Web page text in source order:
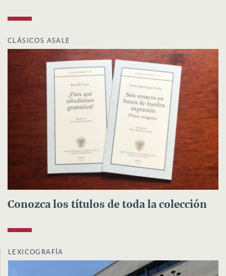
CLÁSICOS ASALE
Conozca los títulos de toda la colección
LEXICOGRAFÍA